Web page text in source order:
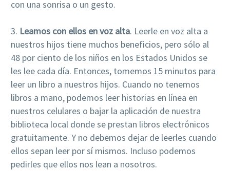
con una sonrisa o un gesto.
3. Leamos con ellos en voz alta. Leerle en voz alta a
nuestros hijos tiene muchos beneficios, pero sólo al
48 por ciento de los niños en los Estados Unidos se
les lee cada día. Entonces, tomemos 15 minutos para
leer un libro a nuestros hijos. Cuando no tenemos
libros a mano, podemos leer historias en línea en
nuestros celulares o bajar la aplicación de nuestra
biblioteca local donde se prestan libros electrónicos
gratuitamente. Y no debemos dejar de leerles cuando
ellos sepan leer por sí mismos. Incluso podemos
pedirles que ellos nos lean a nosotros.